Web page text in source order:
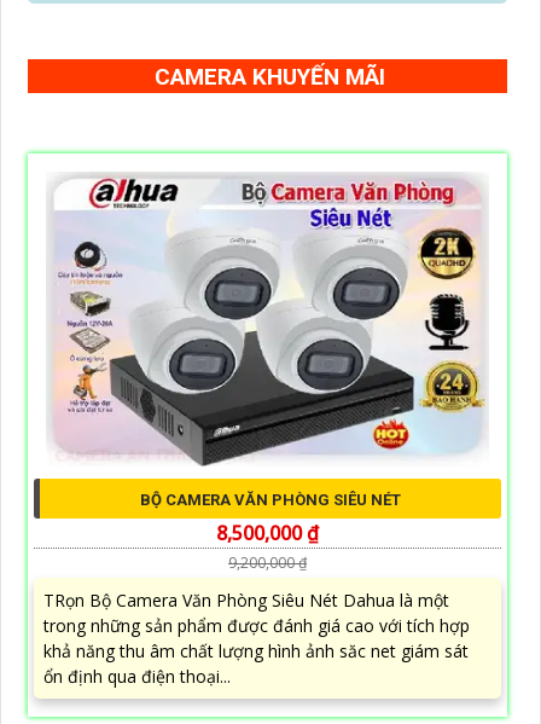
CAMERA KHUYẾN MÃI
BỘ CAMERA VĂN PHÒNG SIÊU NÉT
8,500,000 ₫
9,200,000 ₫
TRọn Bộ Camera Văn Phòng Siêu Nét Dahua là một
trong những sản phẩm được đánh giá cao với tích hợp
khả năng thu âm chất lượng hình ảnh săc net giám sát
ổn định qua điện thoại...